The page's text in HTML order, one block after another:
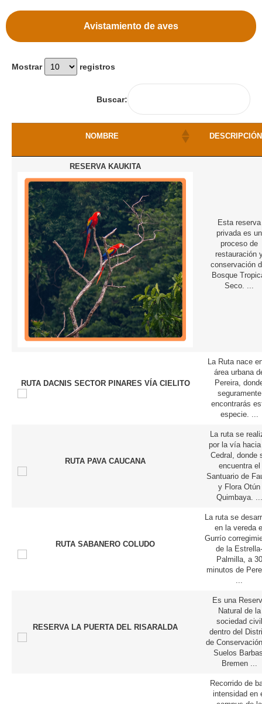
Avistamiento de aves
Mostrar registros
Buscar:
NOMBRE DESCRIPCIÓN
RESERVA KAUKITA
Esta reserva
privada es un
proceso de
restauración
conservación
Bosque
Seco. ...
RUTA DACNIS SECTOR PINARES VÍA CIELITO
La Ruta nace
área urbana
Pereira,
seguramente
encontrarás
especie. ...
RUTA PAVA CAUCANA
La ruta se
por la vía
Cedral, donde
encuentra el
Santuario de
y Flora Otún
Quimbaya. ...
RUTA SABANERO COLUDO
La ruta se
en la vereda
Gurrío
de la Estrella-
Palmilla, a 30
minutos de
...
RESERVA LA PUERTA DEL RISARALDA
Es una
Natural de la
sociedad civil
dentro del
de
Suelos
Bremen ...
Recorrido de
intensidad en